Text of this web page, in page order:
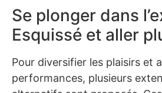
Se plonger dans
Esquissé et aller
Pour diversifier les plaisirs et
performances, plusieurs